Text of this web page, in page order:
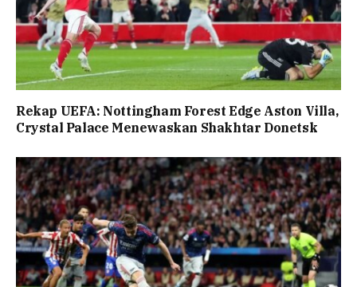
Rekap UEFA: Nottingham Forest Edge Aston Villa,
Crystal Palace Menewaskan Shakhtar Donetsk